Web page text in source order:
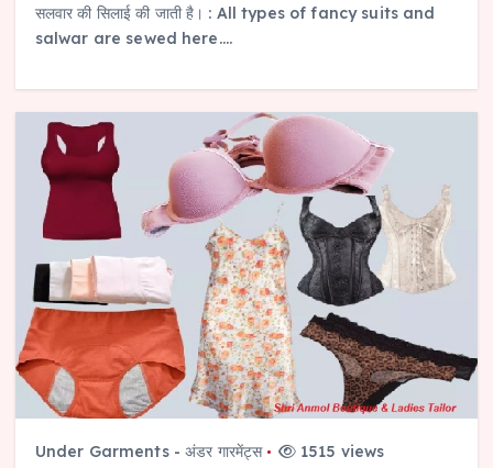
सलवार की सिलाई की जाती है। : All types of fancy suits and
salwar are sewed here.…
Under Garments - अंडर गारमेंट्स 1515 views